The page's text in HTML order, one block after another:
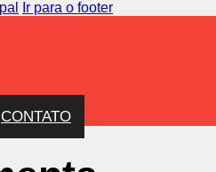
Ir para o footer
CONTATO